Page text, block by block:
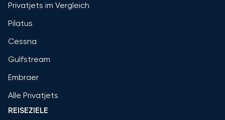
Privatjets im Vergleich
Pilatus
Cessna
Gulfstream
Embraer
Alle Privatjets
REISEZIELE